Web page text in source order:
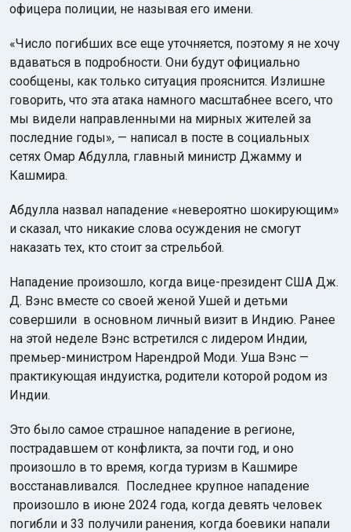
офицера полиции, не называя его имени.
«Число погибших все еще уточняется, поэтому я не хочу
вдаваться в подробности. Они будут официально
сообщены, как только ситуация прояснится. Излишне
говорить, что эта атака намного масштабнее всего, что
мы видели направленными на мирных жителей за
последние годы», — написал в посте в социальных
сетях Омар Абдулла, главный министр Джамму и
Кашмира.
Абдулла назвал нападение «невероятно шокирующим»
и сказал, что никакие слова осуждения не смогут
наказать тех, кто стоит за стрельбой.
Нападение произошло, когда вице-президент США Дж.
Д. Вэнс вместе со своей женой Ушей и детьми
совершили в основном личный визит в Индию. Ранее
на этой неделе Вэнс встретился с лидером Индии,
премьер-министром Нарендрой Моди. Уша Вэнс —
практикующая индуистка, родители которой родом из
Индии.
Это было самое страшное нападение в регионе,
пострадавшем от конфликта, за почти год, и оно
произошло в то время, когда туризм в Кашмире
восстанавливался. Последнее крупное нападение
произошло в июне 2024 года, когда девять человек
погибли и 33 получили ранения, когда боевики напали